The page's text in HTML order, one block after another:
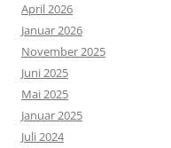
April 2026
Januar 2026
November 2025
Juni 2025
Mai 2025
Januar 2025
Juli 2024